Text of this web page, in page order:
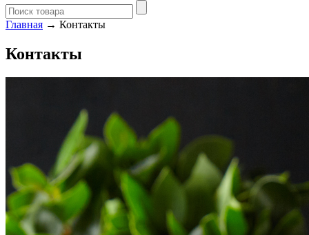
Главная → Контакты
Контакты